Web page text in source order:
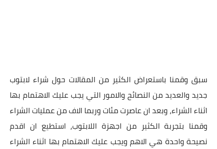
سبق وقمنا باستعراض الكثير من المقالات حول شراء لابتوب
جديد والعديد من النصائح والامور التي يجب عليك الاهتمام بها
اثناء الشراء، وبعد ان عاصرت مئات وربما الاف من عمليات الشراء
وقمنا بتجربة الكثير من اجهزة اللابتوب، استطيع ان اقدم
نصيحة واحدة هي الاهم ويجب عليك الاهتمام بها اثناء الشراء